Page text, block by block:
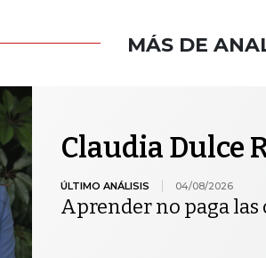
MÁS DE
Claudia Dulce
ÚLTIMO ANÁLISIS 04/08/2026
Aprender no paga las